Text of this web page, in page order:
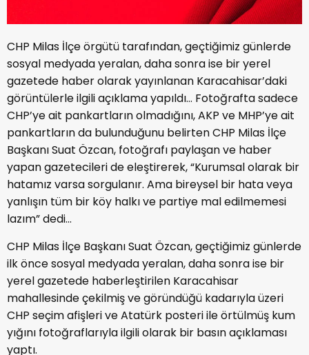
CHP Milas İlçe örgütü tarafından, geçtiğimiz günlerde
sosyal medyada yeralan, daha sonra ise bir yerel
gazetede haber olarak yayınlanan Karacahisar’daki
görüntülerle ilgili açıklama yapıldı… Fotoğrafta sadece
CHP’ye ait pankartların olmadığını, AKP ve MHP’ye ait
pankartların da bulunduğunu belirten CHP Milas İlçe
Başkanı Suat Özcan, fotoğrafı paylaşan ve haber
yapan gazetecileri de eleştirerek, “Kurumsal olarak bir
hatamız varsa sorgulanır. Ama bireysel bir hata veya
yanlışın tüm bir köy halkı ve partiye mal edilmemesi
lazım” dedi…
CHP Milas İlçe Başkanı Suat Özcan, geçtiğimiz günlerde
ilk önce sosyal medyada yeralan, daha sonra ise bir
yerel gazetede haberleştirilen Karacahisar
mahallesinde çekilmiş ve göründüğü kadarıyla üzeri
CHP seçim afişleri ve Atatürk posteri ile örtülmüş kum
yığını fotoğraflarıyla ilgili olarak bir basın açıklaması
yaptı.